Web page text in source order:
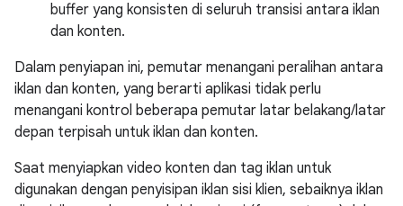
buffer yang konsisten di seluruh transisi antara iklan
dan konten.
Dalam penyiapan ini, pemutar menangani peralihan antara
iklan dan konten, yang berarti aplikasi tidak perlu
menangani kontrol beberapa pemutar latar belakang/latar
depan terpisah untuk iklan dan konten.
Saat menyiapkan video konten dan tag iklan untuk
digunakan dengan penyisipan iklan sisi klien, sebaiknya iklan